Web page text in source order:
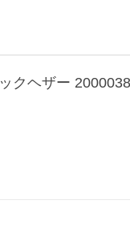
クヘザー